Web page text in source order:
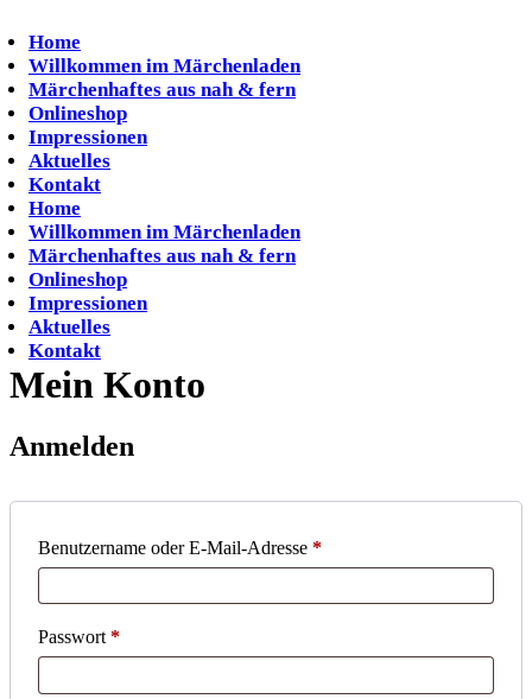
Inhalt
springen
Home
Willkommen im Märchenladen
Märchenhaftes aus nah & fern
Onlineshop
Impressionen
Aktuelles
Kontakt
Home
Willkommen im Märchenladen
Märchenhaftes aus nah & fern
Onlineshop
Impressionen
Aktuelles
Kontakt
Mein Konto
Anmelden
Benutzername oder E-Mail-Adresse *Erforderlich
Passwort *Erforderlich